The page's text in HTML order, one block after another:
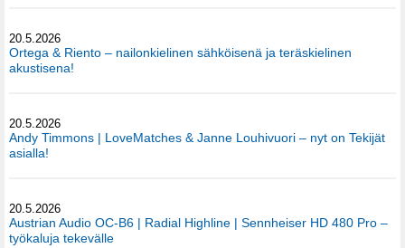
20.5.2026
Ortega & Riento – nailonkielinen sähköisenä ja teräskielinen
akustisena!
20.5.2026
Andy Timmons | LoveMatches & Janne Louhivuori – nyt on Tekijät
asialla!
20.5.2026
Austrian Audio OC-B6 | Radial Highline | Sennheiser HD 480 Pro –
työkaluja tekevälle